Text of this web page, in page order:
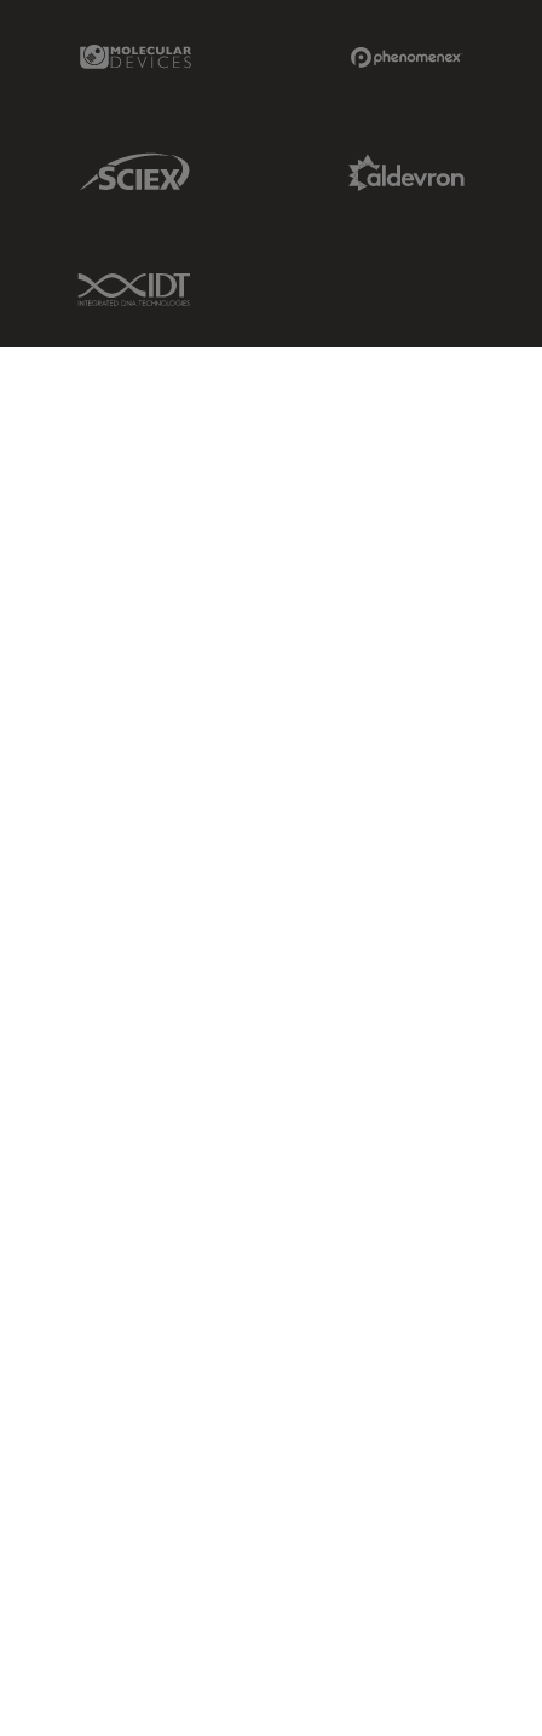
Molecular Devices Link
Sciex Link
IDT Link